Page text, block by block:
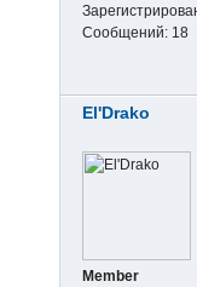
Сообщений: 18
El'Drako
Member